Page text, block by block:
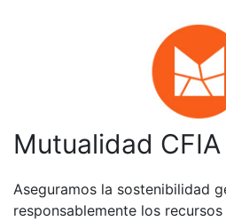
Mutualidad CFIA
Aseguramos la sostenibilidad
responsablemente los